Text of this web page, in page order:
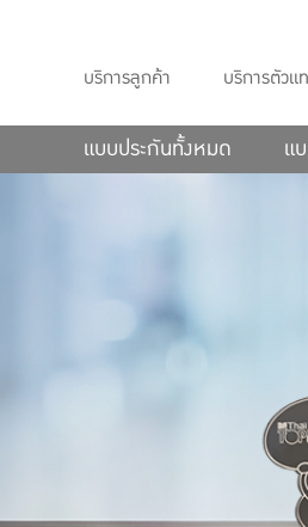
บริการลูกค้า บริการตัวแ
แบบประกันทั้งหมด แ